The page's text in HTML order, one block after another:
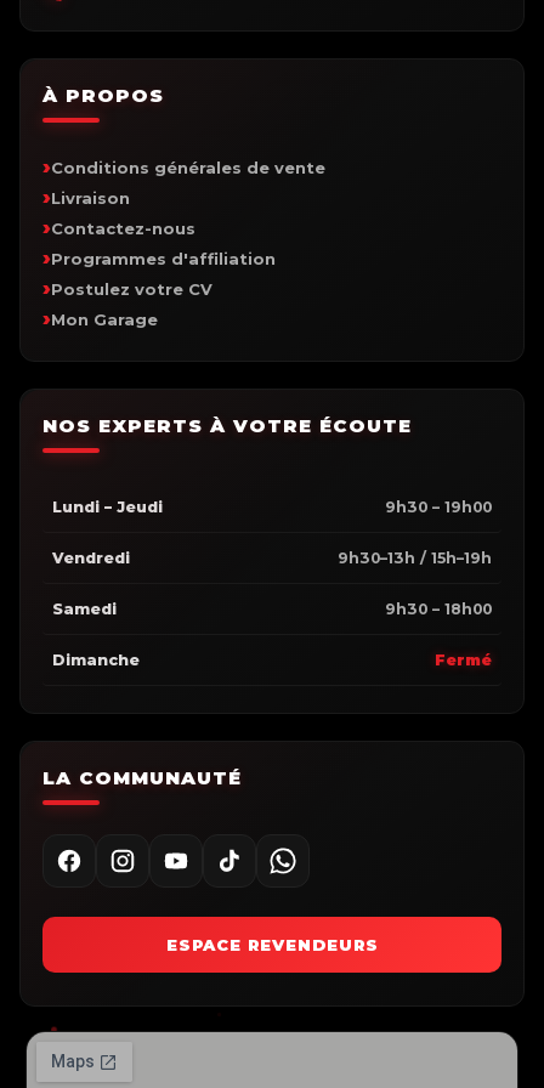
À PROPOS
Conditions générales de vente
Livraison
Contactez-nous
Programmes d'affiliation
Postulez votre CV
Mon Garage
NOS EXPERTS À VOTRE ÉCOUTE
Lundi – Jeudi 9h30 – 19h00
Vendredi 9h30–13h / 15h–19h
Samedi 9h30 – 18h00
Dimanche Fermé
LA COMMUNAUTÉ
ESPACE REVENDEURS